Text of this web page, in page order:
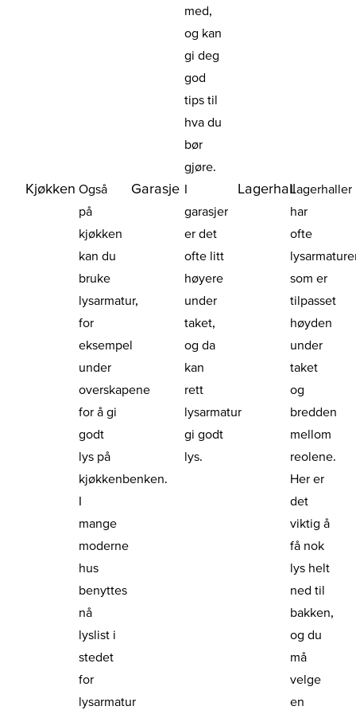
med,
og kan
gi deg
god
tips til
hva du
bør
gjøre.
Kjøkken Også
på
kjøkken
kan du
bruke
lysarmatur,
for
eksempel
under
overskapene
for å gi
godt
lys på
kjøkkenbenken.
I
mange
moderne
hus
benyttes
nå
lyslist i
stedet
for
lysarmatur
Garasje I
garasjer
er det
ofte litt
høyere
under
taket,
og da
kan
rett
lysarmatur
gi godt
lys.
LagerhallLagerhaller
har
ofte
som er
tilpasset
høyden
under
taket
og
bredden
mellom
reolene.
Her er
det
viktig å
få nok
lys helt
ned til
bakken,
og du
må
velge
en